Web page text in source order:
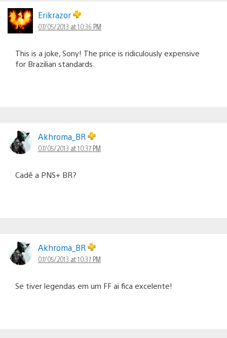
Erikrazor
07/05/2013 at 10:36 PM
This is a joke, Sony! The price is ridiculously expensive
for Brazilian standards.
Akhroma_BR
07/05/2013 at 10:37 PM
Cadê a PNS+ BR?
Akhroma_BR
07/05/2013 at 10:37 PM
Se tiver legendas em um FF ai fica excelente!